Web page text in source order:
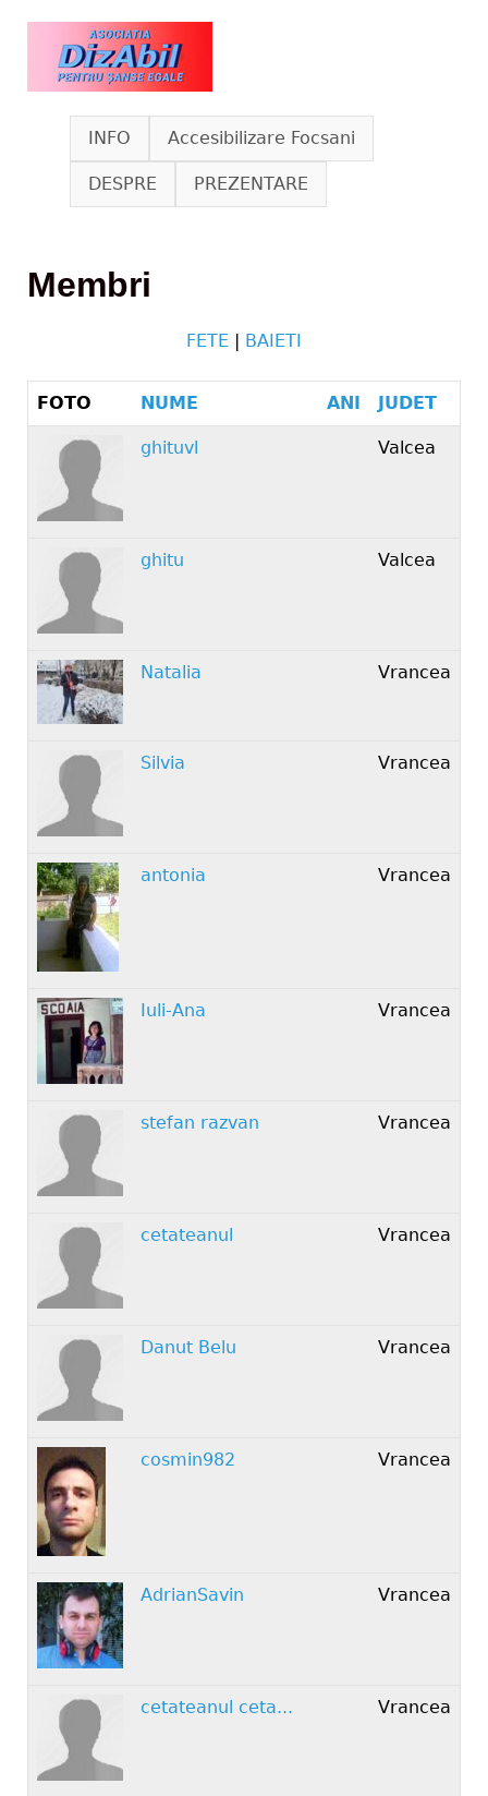
Skip to main content
www.dizabil.eu
INFO Accesibilizare Focsani
DESPRE PREZENTARE
Membri
FETE | BAIETI
FOTO NUME ANI JUDET
ghituvl Valcea
ghitu Valcea
Natalia Vrancea
Silvia Vrancea
antonia Vrancea
Iuli-Ana Vrancea
stefan razvan Vrancea
cetateanul Vrancea
Danut Belu Vrancea
cosmin982 Vrancea
AdrianSavin Vrancea
cetateanul ceta... Vrancea